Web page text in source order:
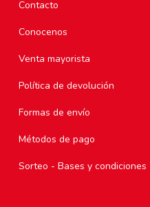
Contacto
Conocenos
Venta mayorista
Política de devolución
Formas de envío
Métodos de pago
Sorteo - Bases y condiciones